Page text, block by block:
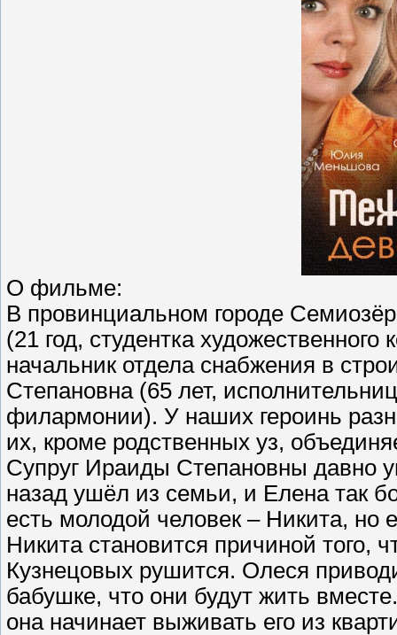
О фильме:
В провинциальном городе
(21 год, студентка
начальник отдела снабжения в
Степановна (65 лет,
филармонии). У наших героинь
их, кроме родственных уз,
Супруг Ираиды Степановны давно
назад ушёл из семьи, и Елена так
есть молодой человек – Никита, но
Никита становится причиной того,
Кузнецовых рушится. Олеся
бабушке, что они будут жить
она начинает выживать его из